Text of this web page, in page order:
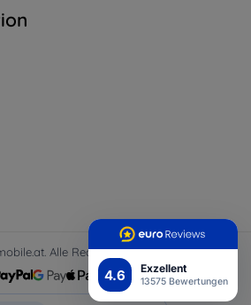
4.6 Exzellent
13575 Bewertungen
Alle Rechte vorbehalten.